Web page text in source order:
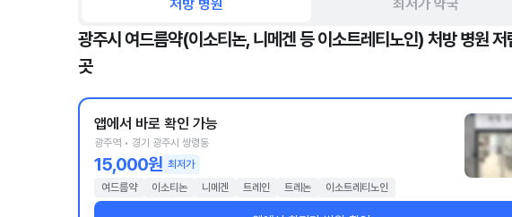
처방 병원 최저가 약국
광주시 여드름약(이소티논, 니메겐 등 이소트레티노인) 처방 병원 저
곳
앱에서 바로 확인 가능
광주역 • 경기 광주시 쌍령동
15,000원 최저가
여드름약
이소티논 니메겐 트레인 트레논 이소트레티노인